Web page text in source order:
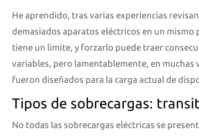
He aprendido, tras varias experiencias
demasiados aparatos eléctricos en un mismo
tiene un límite, y forzarlo puede traer
variables, pero lamentablemente, en muchas
fueron diseñados para la carga actual de
Tipos de sobrecargas:
No todas las sobrecargas eléctricas se